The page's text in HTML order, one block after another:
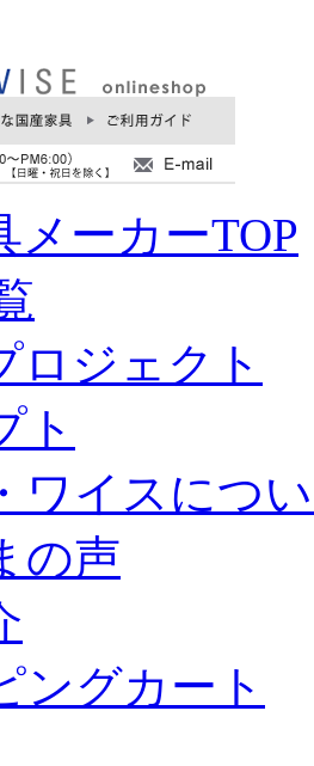
メーカーTOP
ロジェクト
ト
ワイスにつ
の声
ングカート